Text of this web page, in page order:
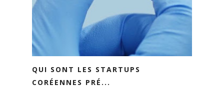
QUI SONT LES STARTUPS
CORÉENNES PRÉ...